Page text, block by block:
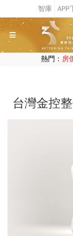
熱門： 房
台灣金控